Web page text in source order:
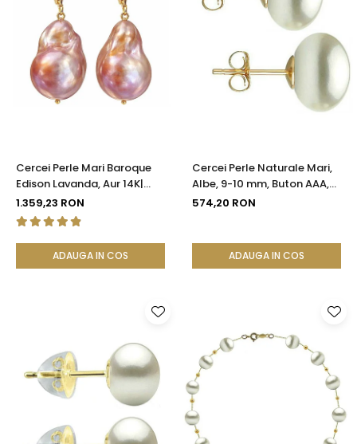
Cercei Perle Mari Baroque
Edison Lavanda, Aur 14K|
KASKADDA®
1.359,23 RON
ADAUGA IN COS
Cercei Perle Naturale Mari,
Albe, 9-10 mm, Buton AAA,
Aur 14K (aur 585), Tip Șurub |
574,20 RON
ADAUGA IN COS